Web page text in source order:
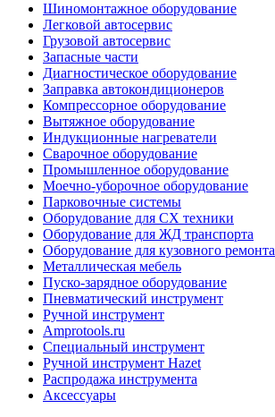
Шиномонтажное оборудование
Легковой автосервис
Грузовой автосервис
Запасные части
Диагностическое оборудование
Заправка автокондиционеров
Компрессорное оборудование
Вытяжное оборудование
Индукционные нагреватели
Сварочное оборудование
Промышленное оборудование
Моечно-уборочное оборудование
Парковочные системы
Оборудование для СХ техники
Оборудование для ЖД транспорта
Оборудование для кузовного ремонта
Металлическая мебель
Пуско-зарядное оборудование
Пневматический инструмент
Ручной инструмент
Amprotools.ru
Специальный инструмент
Ручной инструмент Hazet
Распродажа инструмента
Аксессуары